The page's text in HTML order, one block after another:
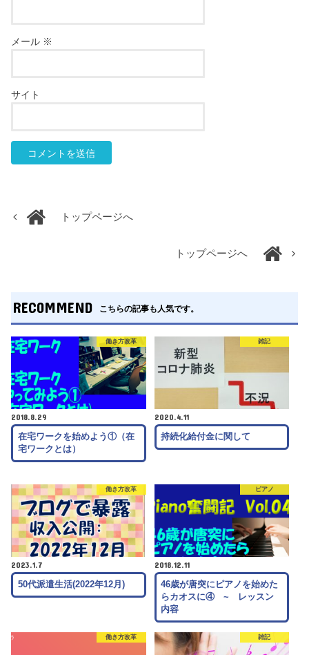
メール ※
サイト
トップページへ
トップページへ
RECOMMEND こちらの記事も人気です。
働き方改革
2018.8.29
在宅ワークを始めよう①（在
宅ワークとは）
雑記
2020.4.11
持続化給付金に関して
働き方改革
2023.1.7
50代派遣生活(2022年12月)
ピアノ
2018.12.11
46歳が唐突にピアノを始めた
らカオスに④ ~ レッスン
内容
働き方改革 雑記